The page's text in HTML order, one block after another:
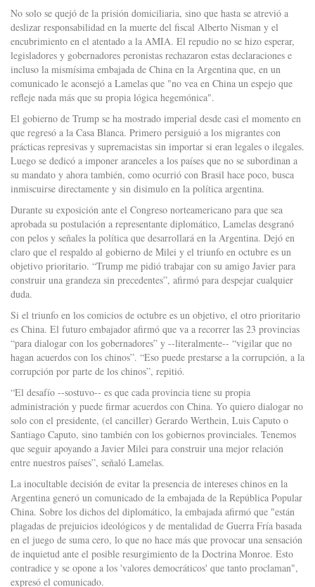
No solo se quejó de la prisión domiciliaria, sino que hasta se atrevió a
deslizar responsabilidad en la muerte del fiscal Alberto Nisman y el
encubrimiento en el atentado a la AMIA. El repudio no se hizo esperar,
legisladores y gobernadores peronistas rechazaron estas declaraciones e
incluso la mismísima embajada de China en la Argentina que, en un
comunicado le aconsejó a Lamelas que "no vea en China un espejo que
refleje nada más que su propia lógica hegemónica".
El gobierno de Trump se ha mostrado imperial desde casi el momento en
que regresó a la Casa Blanca. Primero persiguió a los migrantes con
prácticas represivas y supremacistas sin importar si eran legales o ilegales.
Luego se dedicó a imponer aranceles a los países que no se subordinan a
su mandato y ahora también, como ocurrió con Brasil hace poco, busca
inmiscuirse directamente y sin disimulo en la política argentina.
Durante su exposición ante el Congreso norteamericano para que sea
aprobada su postulación a representante diplomático, Lamelas desgranó
con pelos y señales la política que desarrollará en la Argentina. Dejó en
claro que el respaldo al gobierno de Milei y el triunfo en octubre es un
objetivo prioritario. “Trump me pidió trabajar con su amigo Javier para
construir una grandeza sin precedentes”, afirmó para despejar cualquier
duda.
Si el triunfo en los comicios de octubre es un objetivo, el otro prioritario
es China. El futuro embajador afirmó que va a recorrer las 23 provincias
“para dialogar con los gobernadores” y --literalmente-- “vigilar que no
hagan acuerdos con los chinos”. “Eso puede prestarse a la corrupción, a la
corrupción por parte de los chinos”, repitió.
“El desafío --sostuvo-- es que cada provincia tiene su propia
administración y puede firmar acuerdos con China. Yo quiero dialogar no
solo con el presidente, (el canciller) Gerardo Werthein, Luis Caputo o
Santiago Caputo, sino también con los gobiernos provinciales. Tenemos
que seguir apoyando a Javier Milei para construir una mejor relación
entre nuestros países”, señaló Lamelas.
La inocultable decisión de evitar la presencia de intereses chinos en la
Argentina generó un comunicado de la embajada de la República Popular
China. Sobre los dichos del diplomático, la embajada afirmó que "están
plagadas de prejuicios ideológicos y de mentalidad de Guerra Fría basada
en el juego de suma cero, lo que no hace más que provocar una sensación
de inquietud ante el posible resurgimiento de la Doctrina Monroe. Esto
contradice y se opone a los 'valores democráticos' que tanto proclaman",
expresó el comunicado.